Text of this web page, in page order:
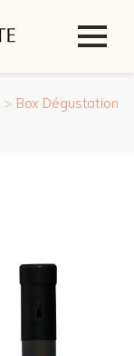
> Box Dégustation